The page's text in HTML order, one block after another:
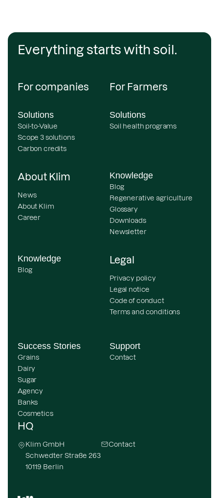
Everything starts with soil.
For companies
Solutions
Soil-to-Value
Scope 3 solutions
Carbon credits
For Farmers
Solutions
Soil health programs
About Klim
News
About Klim
Career
Knowledge
Blog
Regenerative agriculture
Glossary
Downloads
Newsletter
Knowledge
Blog
Legal
Privacy policy
Legal notice
Code of conduct
Terms and conditions
Success Stories
Grains
Dairy
Sugar
Agency
Banks
Cosmetics
Support
Contact
HQ
Klim GmbH
Schwedter Straße 263
10119 Berlin
Contact